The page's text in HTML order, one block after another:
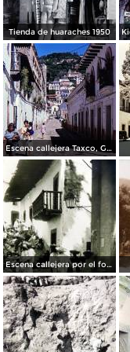
Tienda de huaraches 1950
Escena callejera Taxco, Guerrero 1967.
Escena callejera por el fotografo Hugo Brehme.